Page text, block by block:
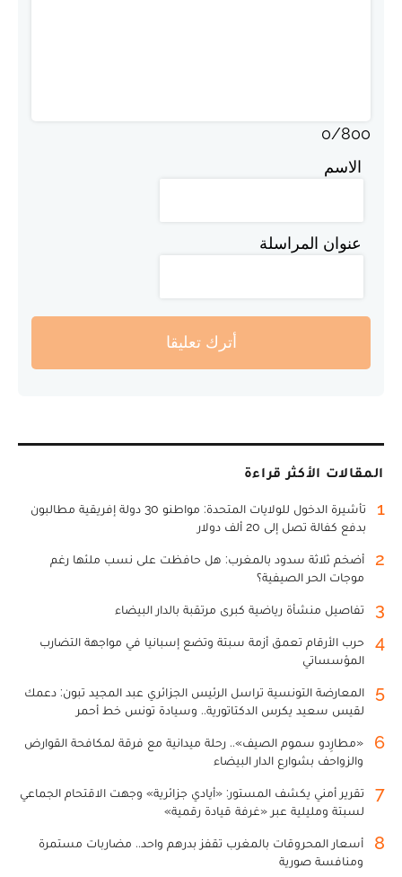
0/800
الاسم
عنوان المراسلة
أترك تعليقا
المقالات الأكثر قراءة
1
تأشيرة الدخول للولايات المتحدة: مواطنو 30 دولة إفريقية مطالبون
بدفع كفالة تصل إلى 20 ألف دولار
2
أضخم ثلاثة سدود بالمغرب: هل حافظت على نسب ملئها رغم
موجات الحر الصيفية؟
3 تفاصيل منشأة رياضية كبرى مرتقبة بالدار البيضاء
4
حرب الأرقام تعمق أزمة سبتة وتضع إسبانيا في مواجهة التضارب
المؤسساتي
5
المعارضة التونسية تراسل الرئيس الجزائري عبد المجيد تبون: دعمك
لقيس سعيد يكرس الدكتاتورية.. وسيادة تونس خط أحمر
6
«مطارِدو سموم الصيف».. رحلة ميدانية مع فرقة لمكافحة القوارض
والزواحف بشوارع الدار البيضاء
7
تقرير أمني يكشف المستور: «أيادي جزائرية» وجهت الاقتحام الجماعي
لسبتة ومليلية عبر «غرفة قيادة رقمية»
8
أسعار المحروقات بالمغرب تقفز بدرهم واحد.. مضاربات مستمرة
ومنافسة صورية